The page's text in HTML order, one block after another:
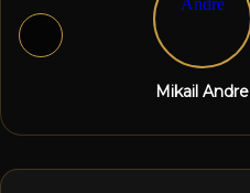
Mikail Andre